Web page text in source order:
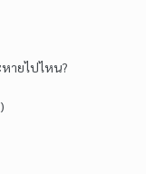
ายไปไหน?